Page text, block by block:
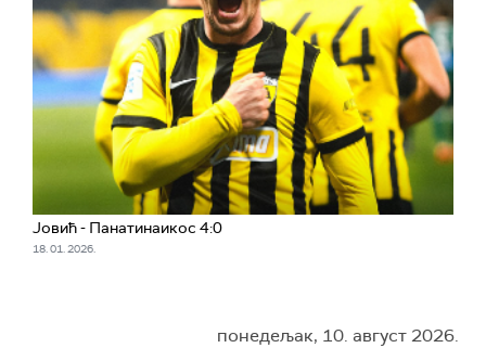
Јовић - Панатинаикос 4:0
18. 01. 2026.
понедељак, 10. август 2026.